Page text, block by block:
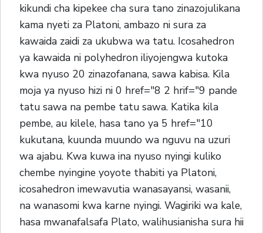
kikundi cha kipekee cha sura tano zinazojulikana
kama nyeti za Platoni, ambazo ni sura za
kawaida zaidi za ukubwa wa tatu. Icosahedron
ya kawaida ni polyhedron iliyojengwa kutoka
kwa nyuso 20 zinazofanana, sawa kabisa. Kila
moja ya nyuso hizi ni 0 href="8 2 hrif="9 pande
tatu sawa na pembe tatu sawa. Katika kila
pembe, au kilele, hasa tano ya 5 href="10
kukutana, kuunda muundo wa nguvu na uzuri
wa ajabu. Kwa kuwa ina nyuso nyingi kuliko
chembe nyingine yoyote thabiti ya Platoni,
icosahedron imewavutia wanasayansi, wasanii,
na wanasomi kwa karne nyingi. Wagiriki wa kale,
hasa mwanafalsafa Plato, walihusianisha sura hii